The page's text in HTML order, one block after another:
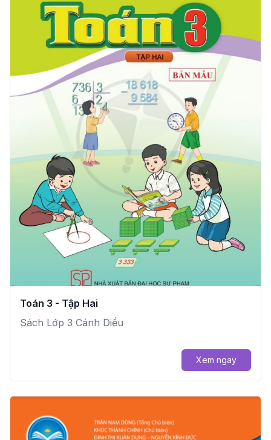
Toán 3 - Tập Hai
Sách Lớp 3 Cánh Diều
Xem ngay